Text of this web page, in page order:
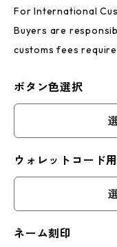
For International
Buyers are
customs fees
ボタン色選択
ウォレットコード
ネーム刻印